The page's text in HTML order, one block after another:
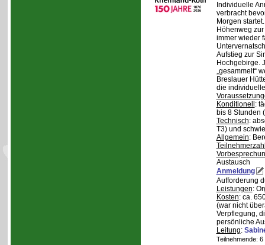
Individuelle
verbracht
Morgen
Höhenweg
immer wieder
Aufstieg zur
Hochgebirge.
„gesammelt“
Breslauer
die
Konditionell :
bis 8 Stunden
Technisch:
T3) und
Allgemein:
Austausch
Anmeldung
Aufforderung
Leistungen:
Kosten: ca.
(war nicht
Verpflegung,
persönliche
Leitung:
Teilnehmende: